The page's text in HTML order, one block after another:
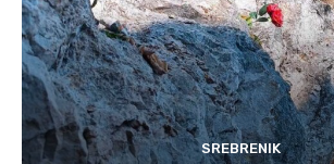
SREBRENIK